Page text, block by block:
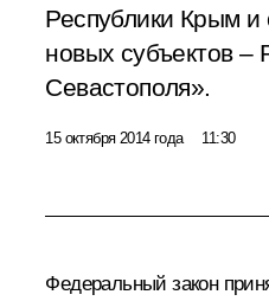
Республики Крым и
новых субъектов –
Севастополя».
15 октября 2014 года 11:30
Федеральный закон